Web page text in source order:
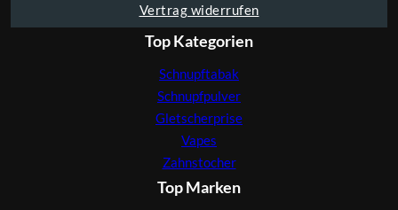
Vertrag widerrufen
Top Kategorien
Schnupftabak
Schnupfpulver
Gletscherprise
Vapes
Zahnstocher
Top Marken